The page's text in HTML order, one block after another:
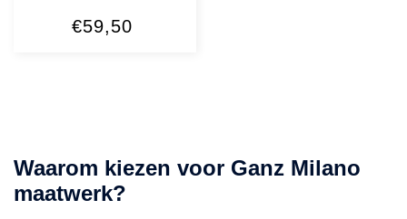
€59,50
Waarom kiezen voor Ganz Milano
maatwerk?